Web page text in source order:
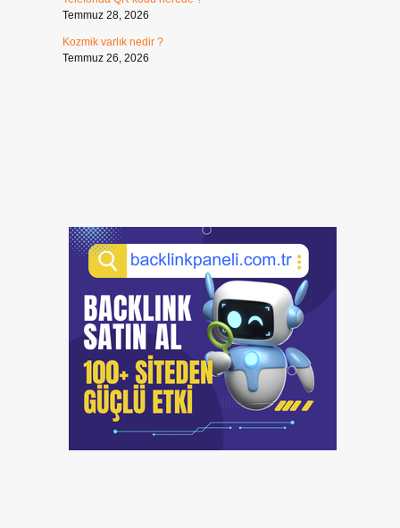
Temmuz 28, 2026
Kozmik varlık nedir ?
Temmuz 26, 2026